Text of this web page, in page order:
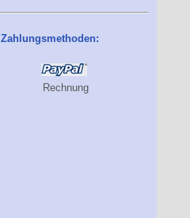
Zahlungsmethoden:
Rechnung